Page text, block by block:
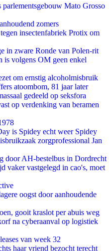
Mato Grosso
zomers
insectenfabriek Protix om
in zware Ronde van Polen-rit
is volgens OM geen enkel
om ernstig alcoholmisbruik
atoombom, 81 jaar later
gedeeld op seksfora
op verdenking van beramen
is Spidey echt weer Spidey
zorgprofessional Jan
door AH-bestelbus in Dordrecht
vaker vastgelegd in cao's, moet
oogst door aanhoudende
gooit kraslot per abuis weg
na cyberaanval op logistiek
van week 32
haar vriend bezocht terecht